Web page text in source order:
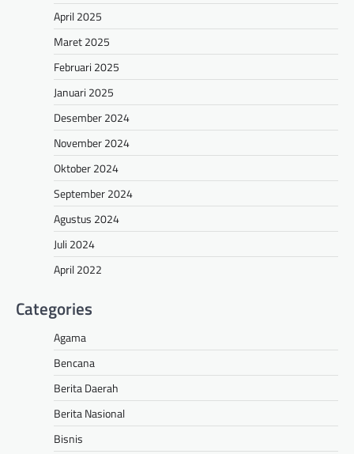
April 2025
Maret 2025
Februari 2025
Januari 2025
Desember 2024
November 2024
Oktober 2024
September 2024
Agustus 2024
Juli 2024
April 2022
Categories
Agama
Bencana
Berita Daerah
Berita Nasional
Bisnis